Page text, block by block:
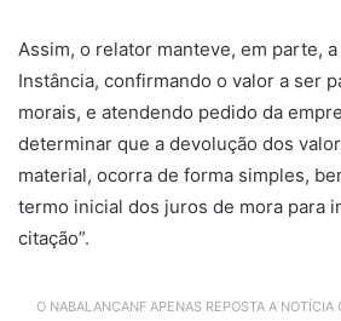
Assim, o relator manteve, em parte, a
Instância, confirmando o valor a ser
morais, e atendendo pedido da
determinar que a devolução dos
material, ocorra de forma simples,
termo inicial dos juros de mora para
citação”.
O NABALANCANF APENAS REPOSTA A NOTÍCIA